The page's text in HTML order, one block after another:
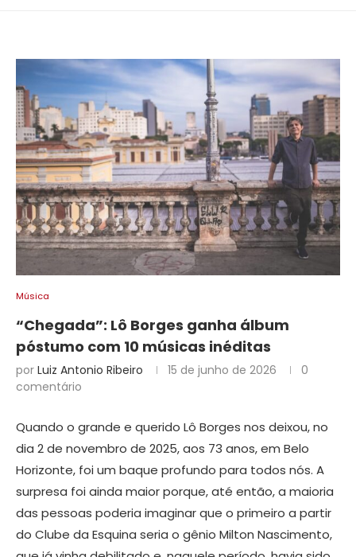
Música
“Chegada”: Lô Borges ganha álbum
póstumo com 10 músicas inéditas
por Luiz Antonio Ribeiro 15 de junho de 2026
0
comentário
Quando o grande e querido Lô Borges nos deixou, no
dia 2 de novembro de 2025, aos 73 anos, em Belo
Horizonte, foi um baque profundo para todos nós. A
surpresa foi ainda maior porque, até então, a maioria
das pessoas poderia imaginar que o primeiro a partir
do Clube da Esquina seria o gênio Milton Nascimento,